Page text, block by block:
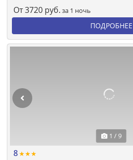
От3720 руб. за 1 ночь
ПОДРОБНЕЕ
1 / 9
8★★★